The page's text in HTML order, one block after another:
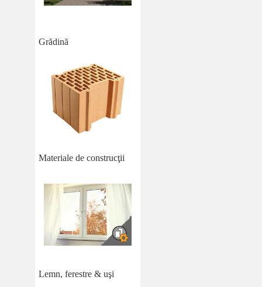
Grădină
Materiale de construcţii
Lemn, ferestre & uşi